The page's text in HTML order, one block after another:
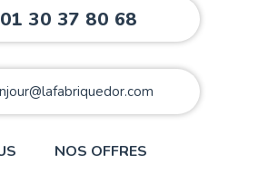
01 30 37 80 68
NOS OFFRES